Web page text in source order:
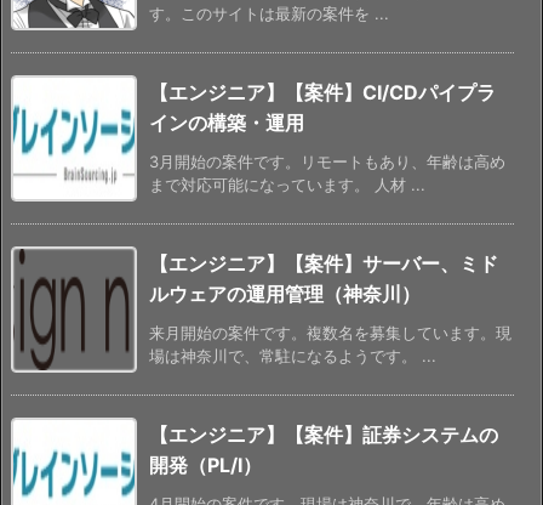
す。このサイトは最新の案件を ...
【エンジニア】【案件】CI/CDパイプラ
インの構築・運用
3月開始の案件です。リモートもあり、年齢は高め
まで対応可能になっています。 人材 ...
【エンジニア】【案件】サーバー、ミド
ルウェアの運用管理（神奈川）
来月開始の案件です。複数名を募集しています。現
場は神奈川で、常駐になるようです。 ...
【エンジニア】【案件】証券システムの
開発（PL/I）